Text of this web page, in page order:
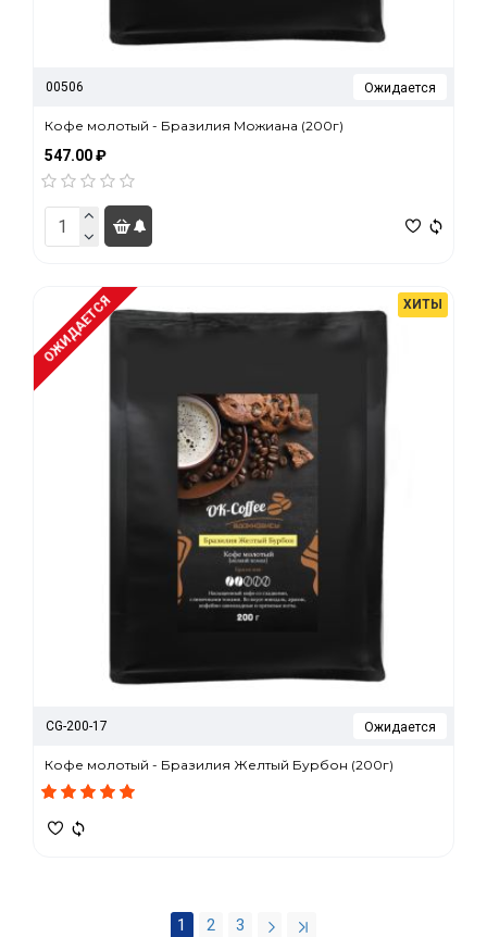
00506 Ожидается
Кофе молотый - Бразилия Можиана (200г)
547.00 ₽
ХИТЫ
ОЖИДАЕТСЯ
CG-200-17 Ожидается
Кофе молотый - Бразилия Желтый Бурбон (200г)
1 2
3